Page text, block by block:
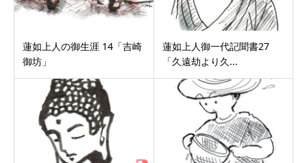
蓮如上人の御生涯 14「吉崎
御坊」
蓮如上人御一代記聞書27
「久遠劫より久...